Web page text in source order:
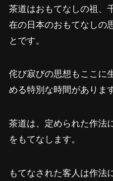
茶道はおもてなしの祖、
在の日本のおもてなしの
とです。
侘び寂びの思想もここに
める特別な時間があります
茶道は、定められた作法
をもてなします。
もてなされた客人は作法